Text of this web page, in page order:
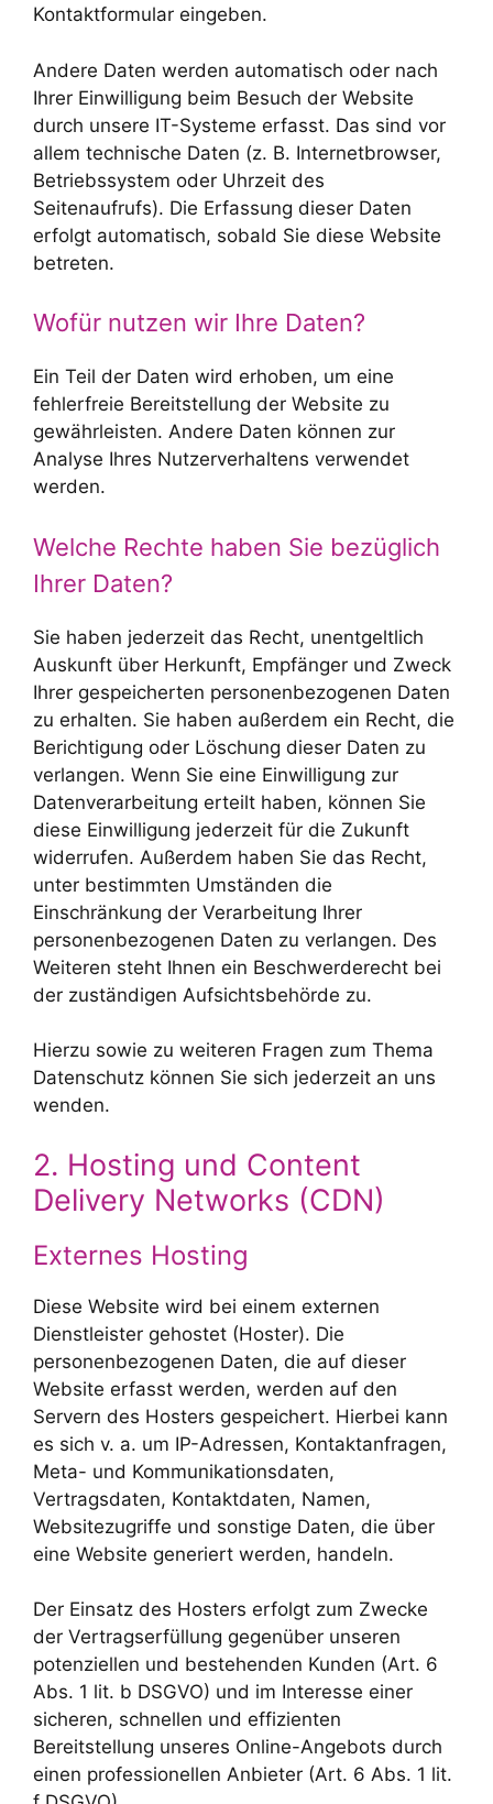
Kontaktformular eingeben.
Andere Daten werden automatisch oder nach
Ihrer Einwilligung beim Besuch der Website
durch unsere IT-Systeme erfasst. Das sind vor
allem technische Daten (z. B. Internetbrowser,
Betriebssystem oder Uhrzeit des
Seitenaufrufs). Die Erfassung dieser Daten
erfolgt automatisch, sobald Sie diese Website
betreten.
Wofür nutzen wir Ihre Daten?
Ein Teil der Daten wird erhoben, um eine
fehlerfreie Bereitstellung der Website zu
gewährleisten. Andere Daten können zur
Analyse Ihres Nutzerverhaltens verwendet
werden.
Welche Rechte haben Sie bezüglich
Ihrer Daten?
Sie haben jederzeit das Recht, unentgeltlich
Auskunft über Herkunft, Empfänger und Zweck
Ihrer gespeicherten personenbezogenen Daten
zu erhalten. Sie haben außerdem ein Recht, die
Berichtigung oder Löschung dieser Daten zu
verlangen. Wenn Sie eine Einwilligung zur
Datenverarbeitung erteilt haben, können Sie
diese Einwilligung jederzeit für die Zukunft
widerrufen. Außerdem haben Sie das Recht,
unter bestimmten Umständen die
Einschränkung der Verarbeitung Ihrer
personenbezogenen Daten zu verlangen. Des
Weiteren steht Ihnen ein Beschwerderecht bei
der zuständigen Aufsichtsbehörde zu.
Hierzu sowie zu weiteren Fragen zum Thema
Datenschutz können Sie sich jederzeit an uns
wenden.
2. Hosting und Content
Delivery Networks (CDN)
Externes Hosting
Diese Website wird bei einem externen
Dienstleister gehostet (Hoster). Die
personenbezogenen Daten, die auf dieser
Website erfasst werden, werden auf den
Servern des Hosters gespeichert. Hierbei kann
es sich v. a. um IP-Adressen, Kontaktanfragen,
Meta- und Kommunikationsdaten,
Vertragsdaten, Kontaktdaten, Namen,
Websitezugriffe und sonstige Daten, die über
eine Website generiert werden, handeln.
Der Einsatz des Hosters erfolgt zum Zwecke
der Vertragserfüllung gegenüber unseren
potenziellen und bestehenden Kunden (Art. 6
Abs. 1 lit. b DSGVO) und im Interesse einer
sicheren, schnellen und effizienten
Bereitstellung unseres Online-Angebots durch
einen professionellen Anbieter (Art. 6 Abs. 1 lit.